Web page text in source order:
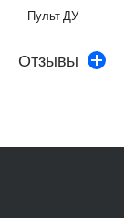
Пульт ДУ
Отзывы